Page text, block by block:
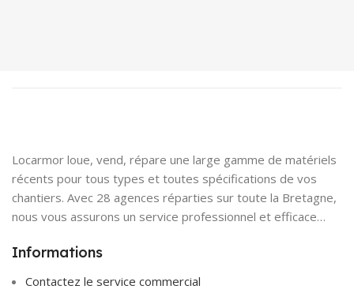
Locarmor loue, vend, répare une large gamme de matériels
récents pour tous types et toutes spécifications de vos
chantiers. Avec 28 agences réparties sur toute la Bretagne,
nous vous assurons un service professionnel et efficace…
Informations
Contactez le service commercial